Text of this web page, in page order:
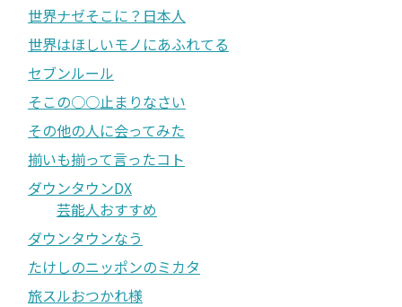
世界ナゼそこに？日本人
世界はほしいモノにあふれてる
セブンルール
そこの○○止まりなさい
その他の人に会ってみた
揃いも揃って言ったコト
ダウンタウンDX
芸能人おすすめ
ダウンタウンなう
たけしのニッポンのミカタ
旅スルおつかれ様